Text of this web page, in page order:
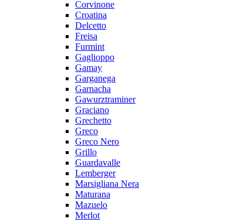
Corvinone
Croatina
Delcetto
Freisa
Furmint
Gaglioppo
Gamay
Garganega
Garnacha
Gawurztraminer
Graciano
Grechetto
Greco
Greco Nero
Grillo
Guardavalle
Lemberger
Marsigliana Nera
Maturana
Mazuelo
Merlot